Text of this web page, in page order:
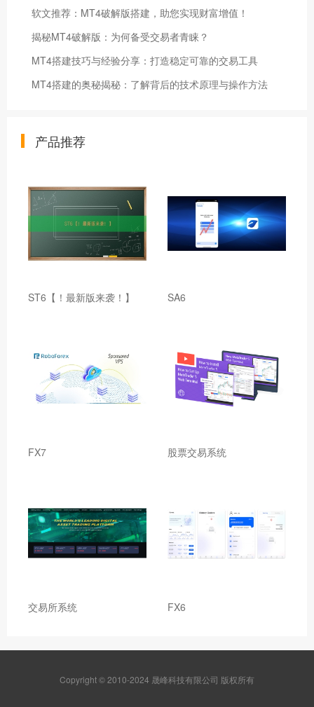
软文推荐：MT4破解版搭建，助您实现财富增值！
揭秘MT4破解版：为何备受交易者青睐？
MT4搭建技巧与经验分享：打造稳定可靠的交易工具
MT4搭建的奥秘揭秘：了解背后的技术原理与操作方法
产品推荐
ST6【！最新版来袭！】 SA6
FX7 股票交易系统
交易所系统 FX6
Copyright © 2010-2024 晟峰科技有限公司 版权所有